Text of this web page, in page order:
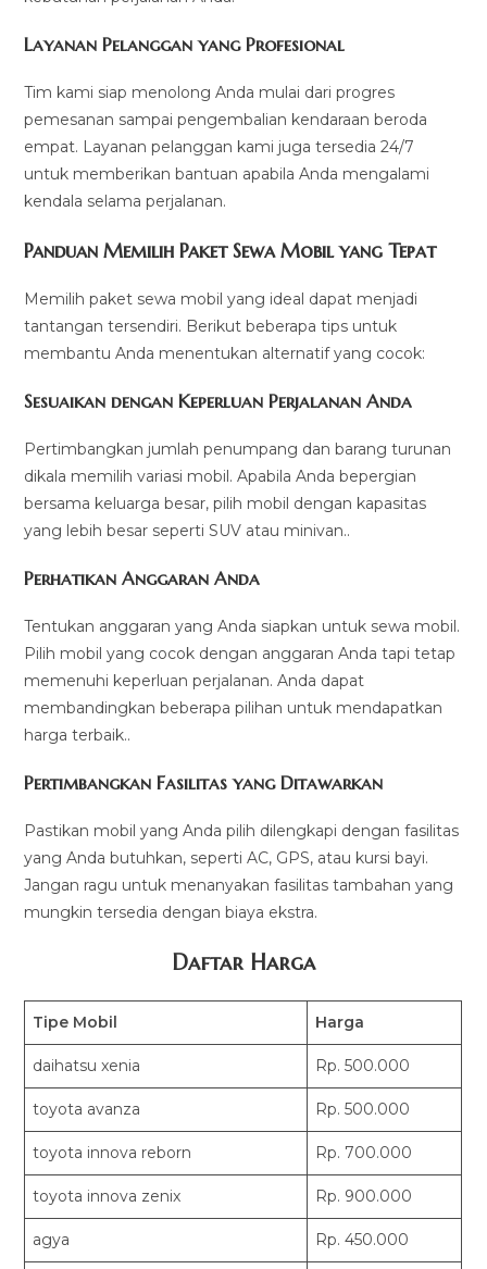
Layanan Pelanggan yang Profesional
Tim kami siap menolong Anda mulai dari progres
pemesanan sampai pengembalian kendaraan beroda
empat. Layanan pelanggan kami juga tersedia 24/7
untuk memberikan bantuan apabila Anda mengalami
kendala selama perjalanan.
Panduan Memilih Paket Sewa Mobil yang Tepat
Memilih paket sewa mobil yang ideal dapat menjadi
tantangan tersendiri. Berikut beberapa tips untuk
membantu Anda menentukan alternatif yang cocok:
Sesuaikan dengan Keperluan Perjalanan Anda
Pertimbangkan jumlah penumpang dan barang turunan
dikala memilih variasi mobil. Apabila Anda bepergian
bersama keluarga besar, pilih mobil dengan kapasitas
yang lebih besar seperti SUV atau minivan..
Perhatikan Anggaran Anda
Tentukan anggaran yang Anda siapkan untuk sewa mobil.
Pilih mobil yang cocok dengan anggaran Anda tapi tetap
memenuhi keperluan perjalanan. Anda dapat
membandingkan beberapa pilihan untuk mendapatkan
harga terbaik..
Pertimbangkan Fasilitas yang Ditawarkan
Pastikan mobil yang Anda pilih dilengkapi dengan fasilitas
yang Anda butuhkan, seperti AC, GPS, atau kursi bayi.
Jangan ragu untuk menanyakan fasilitas tambahan yang
mungkin tersedia dengan biaya ekstra.
Daftar Harga
Tipe Mobil Harga
daihatsu xenia Rp. 500.000
toyota avanza Rp. 500.000
toyota innova reborn Rp. 700.000
toyota innova zenix Rp. 900.000
agya Rp. 450.000